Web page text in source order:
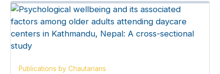
Publications by Chautarians